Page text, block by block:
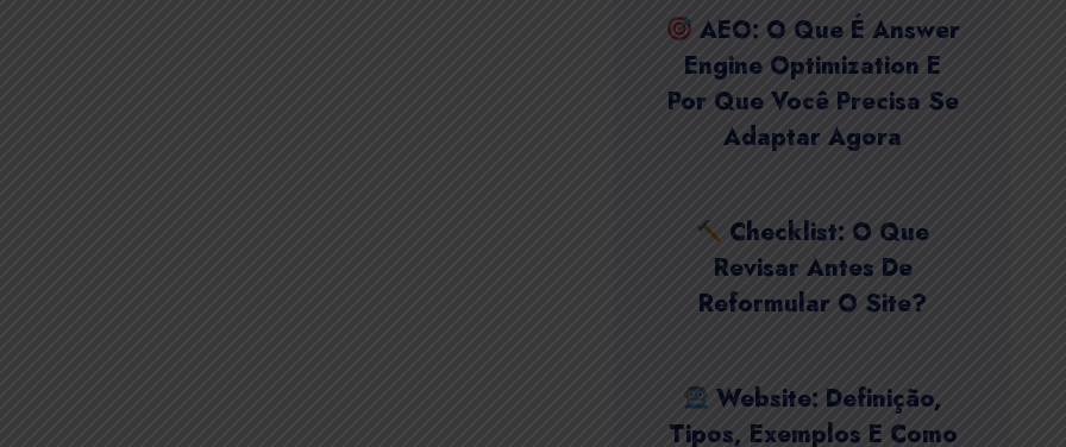
AEO: O Que É Answer
Engine Optimization E
Por Que Você Precisa Se
Adaptar Agora
Checklist: O Que
Revisar Antes De
Reformular O Site?
Website: Definição,
Tipos, Exemplos E Como